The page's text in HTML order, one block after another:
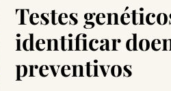
Testes
identificar
preventivos